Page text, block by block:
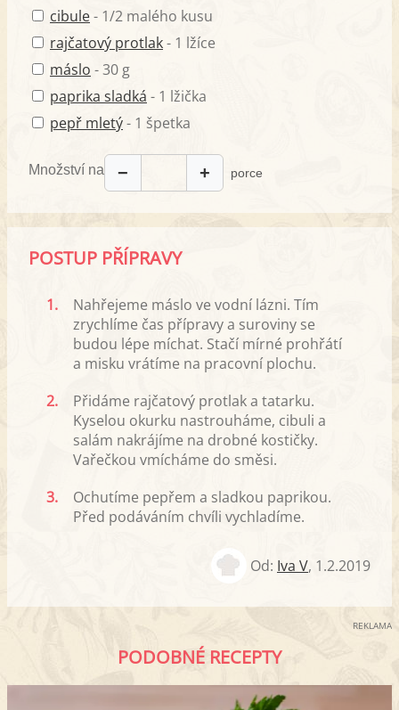
cibule- 1/2 malého kusu
rajčatový protlak- 1 lžíce
máslo - 30 g
paprika sladká - 1 lžička
pepř mletý- 1 špetka
Množství na − + porce
POSTUP PŘÍPRAVY
1.
Nahřejeme máslo ve vodní lázni. Tím
zrychlíme čas přípravy a suroviny se
budou lépe míchat. Stačí mírné prohřátí
a misku vrátíme na pracovní plochu.
2.
Přidáme rajčatový protlak a tatarku.
Kyselou okurku nastrouháme, cibuli a
salám nakrájíme na drobné kostičky.
Vařečkou vmícháme do směsi.
3.
Ochutíme pepřem a sladkou paprikou.
Před podáváním chvíli vychladíme.
Od: Iva V, 1.2.2019
REKLAMA
PODOBNÉ RECEPTY